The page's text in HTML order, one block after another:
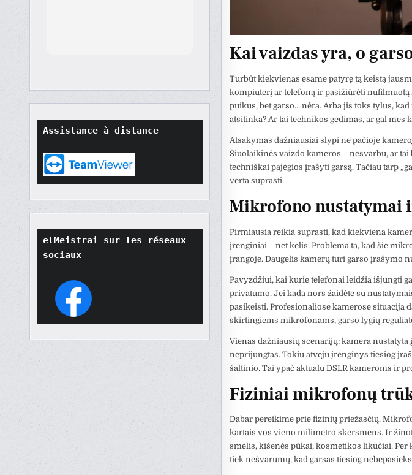
Assistance à distance
elMeistrai sur les réseaux
sociaux
Kai vaizdas yra, o
Turbūt kiekvienas esame patyrę tą keistą
kompiuterį ar telefoną ir pasižiūrėti nufilmuotą
puikus, bet garso… nėra. Arba jis toks tylus,
atsitinka? Ar tai technikos gedimas, ar gal mes
Atsakymas dažniausiai slypi ne pačioje
Šiuolaikinės vaizdo kameros – nesvarbu, ar
techniškai pajėgios įrašyti garsą. Tačiau tarp
verta suprasti.
Mikrofono nustatymai
Pirmiausia reikia suprasti, kad kiekviena
įrenginiai – net kelis. Problema ta, kad šie
įrangoje. Daugelis kamerų turi garso įrašymo
Pavyzdžiui, kai kurie telefonai leidžia išjungti
privatumo. Jei kada nors žaidėte su
pasikeisti. Profesionaliose kamerose situacija
skirtingiems mikrofonams, garso lygių
Vienas dažniausių scenarijų: kamera
neprijungtas. Tokiu atveju įrenginys tiesiog
šaltinio. Tai ypač aktualu DSLR kameroms ir
Fiziniai mikrofonų
Dabar pereikime prie fizinių priežasčių.
kartais vos vieno milimetro skersmens. Ir
smėlis, kišenės pūkai, kosmetikos likučiai.
tiek nešvarumų, kad garsas tiesiog